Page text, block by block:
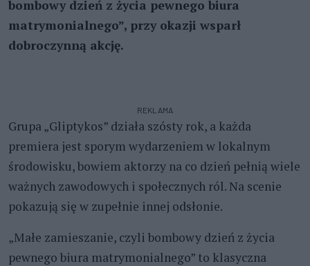
bombowy dzień z życia pewnego biura
matrymonialnego”, przy okazji wsparł
dobroczynną akcję.
REKLAMA
Grupa „Gliptykos” działa szósty rok, a każda
premiera jest sporym wydarzeniem w lokalnym
środowisku, bowiem aktorzy na co dzień pełnią wiele
ważnych zawodowych i społecznych ról. Na scenie
pokazują się w zupełnie innej odsłonie.
„Małe zamieszanie, czyli bombowy dzień z życia
pewnego biura matrymonialnego” to klasyczna